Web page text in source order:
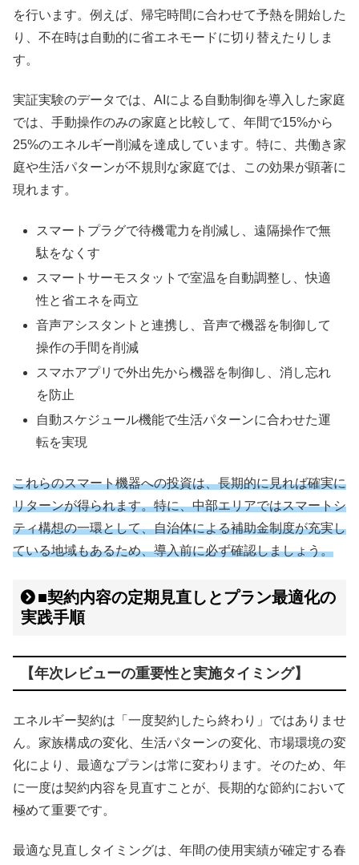
を行います。例えば、帰宅時間に合わせて予熱を開始した
り、不在時は自動的に省エネモードに切り替えたりしま
す。
実証実験のデータでは、AIによる自動制御を導入した家庭
では、手動操作のみの家庭と比較して、年間で15%から
25%のエネルギー削減を達成しています。特に、共働き家
庭や生活パターンが不規則な家庭では、この効果が顕著に
現れます。
スマートプラグで待機電力を削減し、遠隔操作で無
駄をなくす
スマートサーモスタットで室温を自動調整し、快適
性と省エネを両立
音声アシスタントと連携し、音声で機器を制御して
操作の手間を削減
スマホアプリで外出先から機器を制御し、消し忘れ
を防止
自動スケジュール機能で生活パターンに合わせた運
転を実現
これらのスマート機器への投資は、長期的に見れば確実に
リターンが得られます。特に、中部エリアではスマートシ
ティ構想の一環として、自治体による補助金制度が充実し
ている地域もあるため、導入前に必ず確認しましょう。
■契約内容の定期見直しとプラン最適化の
実践手順
【年次レビューの重要性と実施タイミング】
エネルギー契約は「一度契約したら終わり」ではありませ
ん。家族構成の変化、生活パターンの変化、市場環境の変
化により、最適なプランは常に変わります。そのため、年
に一度は契約内容を見直すことが、長期的な節約において
極めて重要です。
最適な見直しタイミングは、年間の使用実績が確定する春